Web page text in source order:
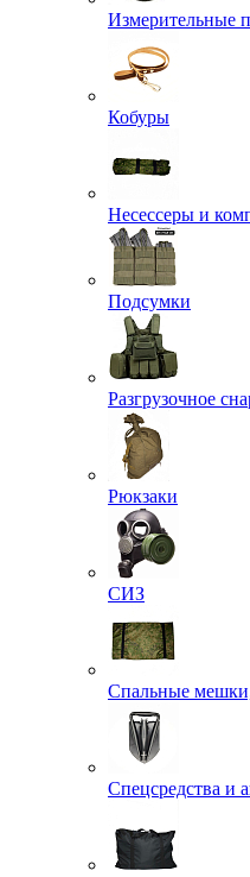
Измерительные
Кобуры
Несессеры и
Подсумки
Разгрузочное
Рюкзаки
СИЗ
Спальные
Спецсредства и